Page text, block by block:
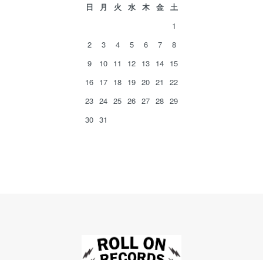
日 月 火 水 木 金
土
1
2
3 4 5 6 7
8
9
10 11 12 13 14 15
16 17 18 19 20 21
22
23 24 25 26 27 28 29
30 31